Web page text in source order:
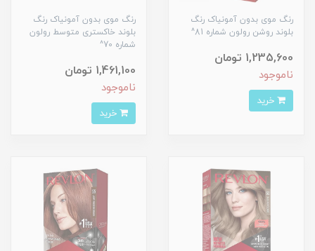
رنگ موی بدون آمونیاک رنگ
بلوند روشن رولون شماره 81^
1,235,600 تومان
ناموجود
رنگ موی بدون آمونیاک رنگ
بلوند خاکستری متوسط رولون
شماره 70^
1,461,100 تومان
ناموجود